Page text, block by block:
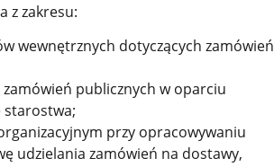
z zakresu:
wewnętrznych dotyczących zamówień
publicznych w oparciu
starostwa;
przy opracowywaniu
udzielania zamówień na dostawy,